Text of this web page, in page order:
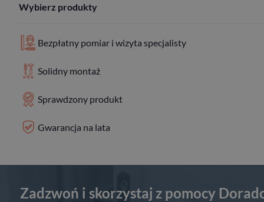
Wybierz produkty
Bezpłatny pomiar i wizyta specjalisty
Solidny montaż
Sprawdzony produkt
Gwarancja na lata
Zadzwoń i skorzystaj z pomocy